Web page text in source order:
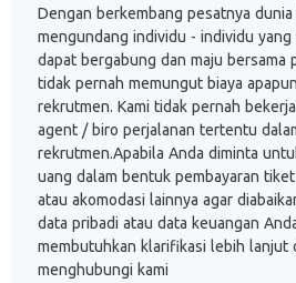
Dengan berkembang pesatnya dunia
mengundang individu - individu
dapat bergabung dan maju bersama
tidak pernah memungut biaya
rekrutmen. Kami tidak pernah
agent / biro perjalanan tertentu
rekrutmen.Apabila Anda diminta
uang dalam bentuk pembayaran
atau akomodasi lainnya agar
data pribadi atau data keuangan
membutuhkan klarifikasi lebih lanjut
menghubungi kami